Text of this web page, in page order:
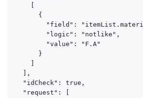
      {
"field":
        "logic": "notlike",
        "value": "F.A"
      }
  ],
  "idCheck": true,
  "request": [